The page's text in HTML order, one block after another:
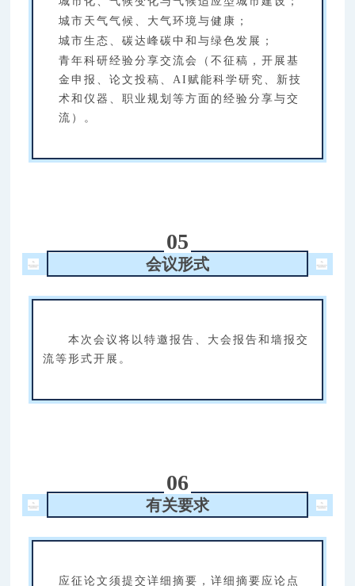
城市天气气候、大气环境与健康；
城市生态、碳达峰碳中和与绿色发展；
青年科研经验分享交流会（不征稿，开展基
金申报、论文投稿、AI赋能科学研究、新技
术和仪器、职业规划等方面的经验分享与交
流）。
05
会议形式
本次会议将以特邀报告、大会报告和墙报交
流等形式开展。
06
有关要求
应征论文须提交详细摘要，详细摘要应论点